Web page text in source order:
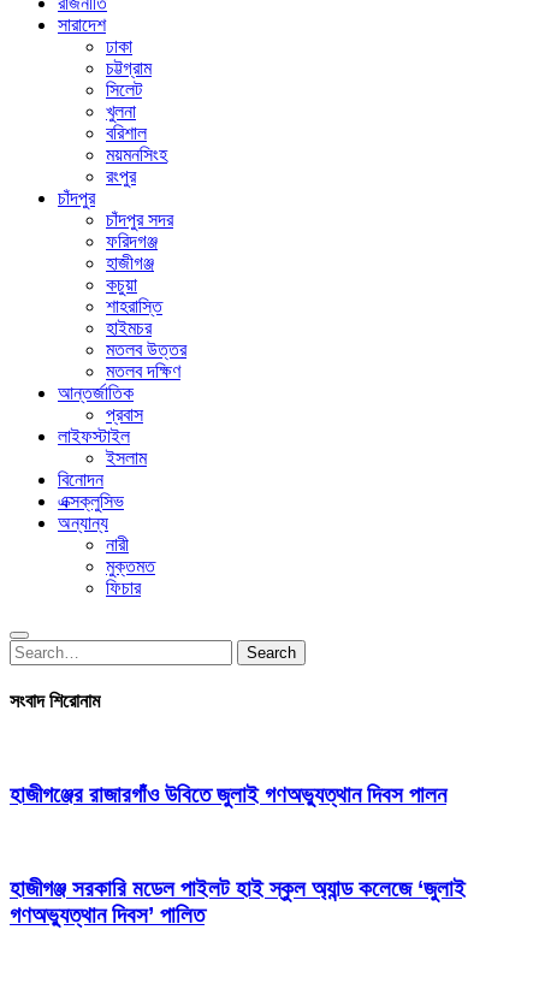
সারাদেশ
ঢাকা
চট্টগ্রাম
সিলেট
খুলনা
বরিশাল
ময়মনসিংহ
রংপুর
চাঁদপুর
চাঁদপুর সদর
ফরিদগঞ্জ
হাজীগঞ্জ
কচুয়া
শাহরাস্তি
হাইমচর
মতলব উত্তর
মতলব দক্ষিণ
আন্তর্জাতিক
প্রবাস
লাইফস্টাইল
ইসলাম
বিনোদন
এক্সক্লুসিভ
অন্যান্য
নারী
মুক্তমত
ফিচার
Search
for:
Search
সংবাদ শিরোনাম
হাজীগঞ্জের রাজারগাঁও উবিতে জুলাই গণঅভ্যুত্থান দিবস পালন
হাজীগঞ্জ সরকারি মডেল পাইলট হাই স্কুল অ্যান্ড কলেজে ‘জুলাই
গণঅভ্যুত্থান দিবস’ পালিত